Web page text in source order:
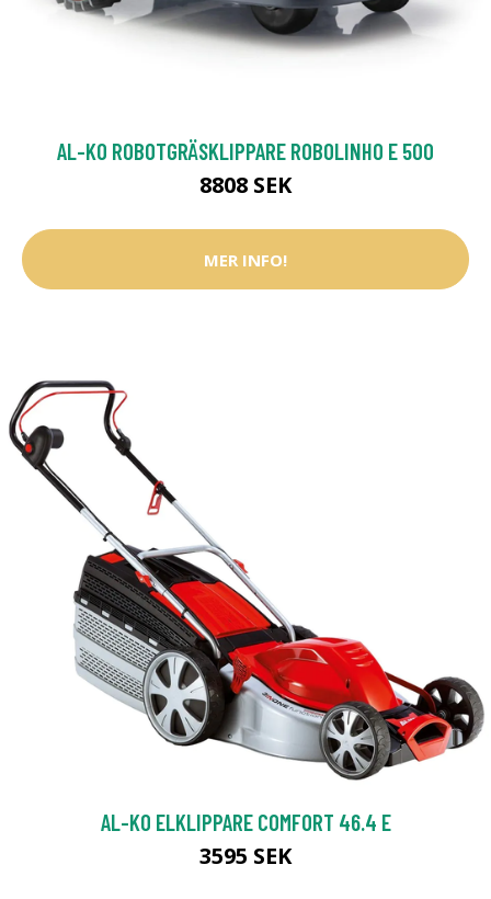
AL-KO ROBOTGRÄSKLIPPARE ROBOLINHO E 500
8808 SEK
MER INFO!
AL-KO ELKLIPPARE COMFORT 46.4 E
3595 SEK